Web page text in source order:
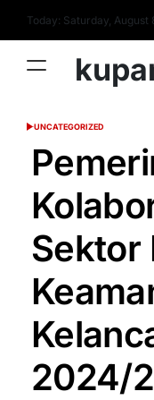
content
Today: Saturday, August
POSTED
UNCATEGORIZED
Sektor
2024/